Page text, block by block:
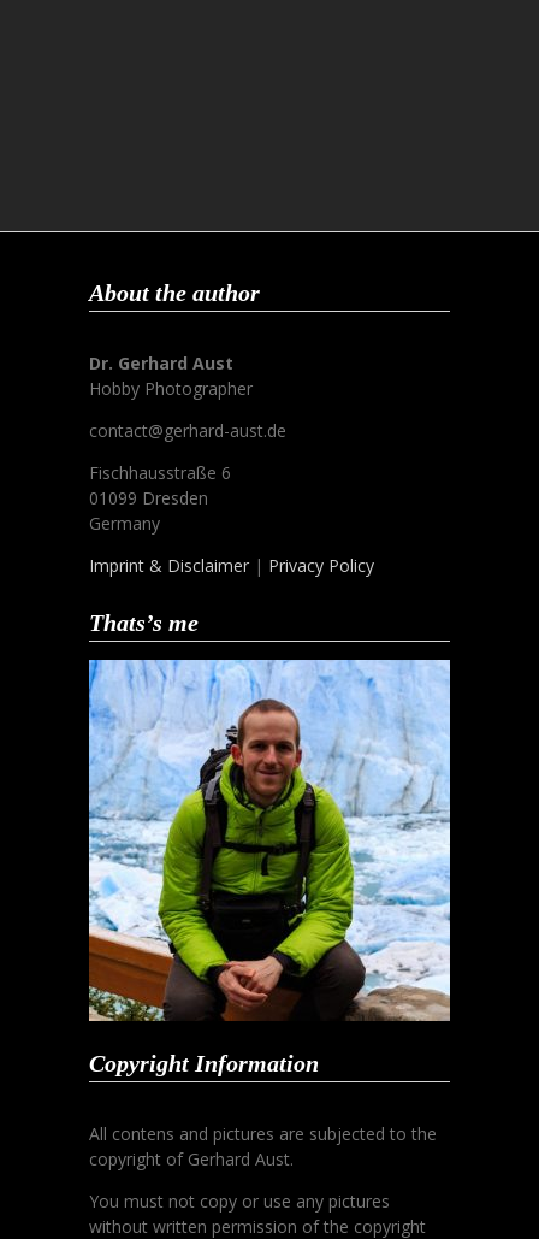
About the author
Dr. Gerhard Aust
Hobby Photographer
contact@gerhard-aust.de
Fischhausstraße 6
01099 Dresden
Germany
Imprint & Disclaimer | Privacy Policy
Thats’s me
Copyright Information
All contens and pictures are subjected to the
copyright of Gerhard Aust.
You must not copy or use any pictures
without written permission of the copyright